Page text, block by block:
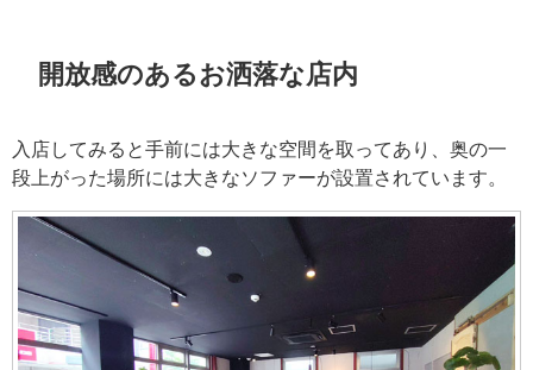
開放感のあるお洒落な店内
入店してみると手前には大きな空間を取ってあり、奥の一
段上がった場所には大きなソファーが設置されています。